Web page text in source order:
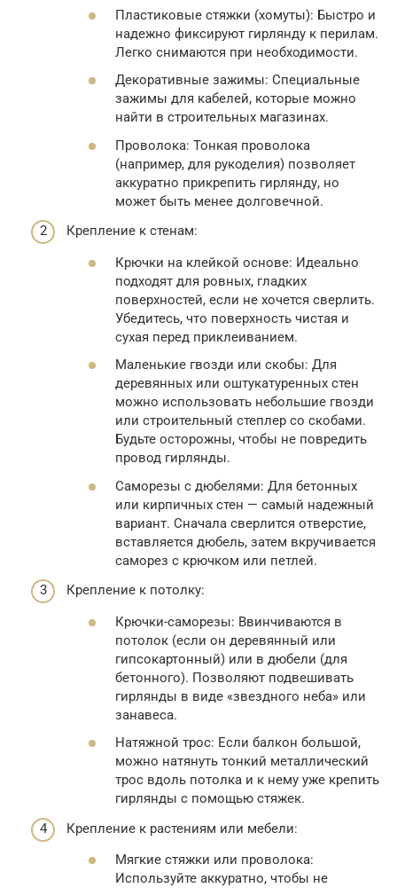
Пластиковые стяжки (хомуты): Быстро и
надежно фиксируют гирлянду к перилам.
Легко снимаются при необходимости.
Декоративные зажимы: Специальные
зажимы для кабелей, которые можно
найти в строительных магазинах.
Проволока: Тонкая проволока
(например, для рукоделия) позволяет
аккуратно прикрепить гирлянду, но
может быть менее долговечной.
Крепление к стенам:
Крючки на клейкой основе: Идеально
подходят для ровных, гладких
поверхностей, если не хочется сверлить.
Убедитесь, что поверхность чистая и
сухая перед приклеиванием.
Маленькие гвозди или скобы: Для
деревянных или оштукатуренных стен
можно использовать небольшие гвозди
или строительный степлер со скобами.
Будьте осторожны, чтобы не повредить
провод гирлянды.
Саморезы с дюбелями: Для бетонных
или кирпичных стен — самый надежный
вариант. Сначала сверлится отверстие,
вставляется дюбель, затем вкручивается
саморез с крючком или петлей.
Крепление к потолку:
Крючки-саморезы: Ввинчиваются в
потолок (если он деревянный или
гипсокартонный) или в дюбели (для
бетонного). Позволяют подвешивать
гирлянды в виде «звездного неба» или
занавеса.
Натяжной трос: Если балкон большой,
можно натянуть тонкий металлический
трос вдоль потолка и к нему уже крепить
гирлянды с помощью стяжек.
Крепление к растениям или мебели:
Мягкие стяжки или проволока:
Используйте аккуратно, чтобы не